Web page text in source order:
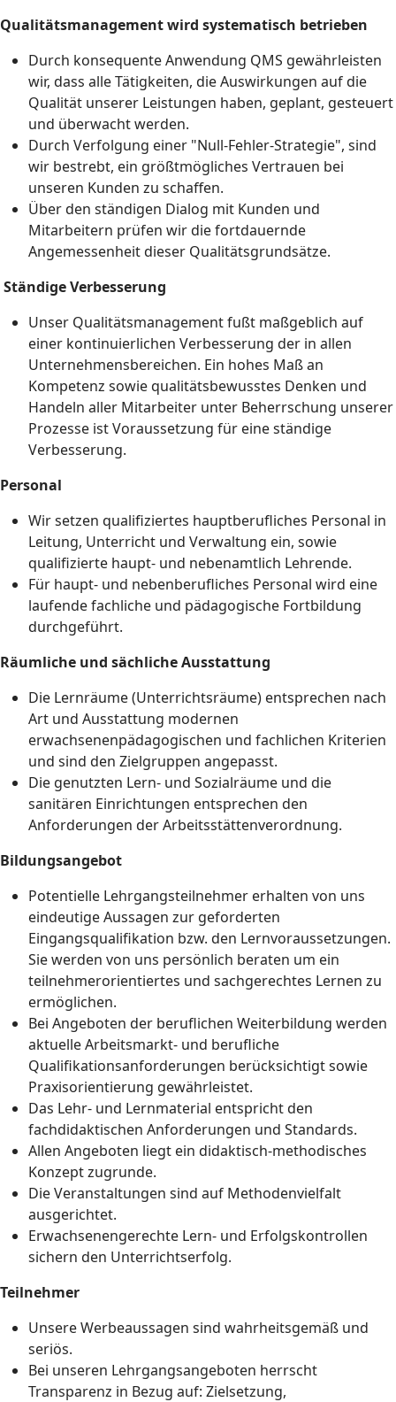
Qualitätsmanagement wird systematisch betrieben
Durch konsequente Anwendung QMS gewährleisten
wir, dass alle Tätigkeiten, die Auswirkungen auf die
Qualität unserer Leistungen haben, geplant, gesteuert
und überwacht werden.
Durch Verfolgung einer "Null-Fehler-Strategie", sind
wir bestrebt, ein größtmögliches Vertrauen bei
unseren Kunden zu schaffen.
Über den ständigen Dialog mit Kunden und
Mitarbeitern prüfen wir die fortdauernde
Angemessenheit dieser Qualitätsgrundsätze.
Ständige Verbesserung
Unser Qualitätsmanagement fußt maßgeblich auf
einer kontinuierlichen Verbesserung der in allen
Unternehmensbereichen. Ein hohes Maß an
Kompetenz sowie qualitätsbewusstes Denken und
Handeln aller Mitarbeiter unter Beherrschung unserer
Prozesse ist Voraussetzung für eine ständige
Verbesserung.
Personal
Wir setzen qualifiziertes hauptberufliches Personal in
Leitung, Unterricht und Verwaltung ein, sowie
qualifizierte haupt- und nebenamtlich Lehrende.
Für haupt- und nebenberufliches Personal wird eine
laufende fachliche und pädagogische Fortbildung
durchgeführt.
Räumliche und sächliche Ausstattung
Die Lernräume (Unterrichtsräume) entsprechen nach
Art und Ausstattung modernen
erwachsenenpädagogischen und fachlichen Kriterien
und sind den Zielgruppen angepasst.
Die genutzten Lern- und Sozialräume und die
sanitären Einrichtungen entsprechen den
Anforderungen der Arbeitsstättenverordnung.
Bildungsangebot
Potentielle Lehrgangsteilnehmer erhalten von uns
eindeutige Aussagen zur geforderten
Eingangsqualifikation bzw. den Lernvoraussetzungen.
Sie werden von uns persönlich beraten um ein
teilnehmerorientiertes und sachgerechtes Lernen zu
ermöglichen.
Bei Angeboten der beruflichen Weiterbildung werden
aktuelle Arbeitsmarkt- und berufliche
Qualifikationsanforderungen berücksichtigt sowie
Praxisorientierung gewährleistet.
Das Lehr- und Lernmaterial entspricht den
fachdidaktischen Anforderungen und Standards.
Allen Angeboten liegt ein didaktisch-methodisches
Konzept zugrunde.
Die Veranstaltungen sind auf Methodenvielfalt
ausgerichtet.
Erwachsenengerechte Lern- und Erfolgskontrollen
sichern den Unterrichtserfolg.
Teilnehmer
Unsere Werbeaussagen sind wahrheitsgemäß und
seriös.
Bei unseren Lehrgangsangeboten herrscht
Transparenz in Bezug auf: Zielsetzung,